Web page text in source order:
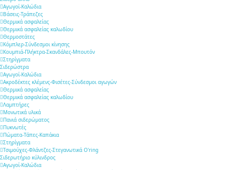
Αγωγοί-Καλώδια
Βάσεις-Τράπεζες
Θερμικά ασφαλείας
Θερμικά ασφαλείας καλωδίου
Θερμοστάτες
Κόμπλερ-Σύνδεσμοι κίνησης
Κουμπιά-Πλήκτρα-Σκανδάλες-Μπουτόν
Στηρίγματα
Σιδερώστρα
Αγωγοί-Καλώδια
Ακροδέκτες κλέμενς-Φισέτες-Σύνδεσμοι αγωγών
Θερμικά ασφαλείας
Θερμικά ασφαλείας καλωδίου
Λαμπτήρες
Μονωτικά υλικά
Πανιά σιδερώματος
Πυκνωτές
Πώματα-Τάπες-Καπάκια
Στηρίγματα
Τσιμούχες-Φλάντζες-Στεγανωτικά O'ring
Σιδερωτήριο κύλινδρος
Αγωγοί-Καλώδια